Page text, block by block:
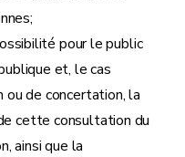
pour le public
et, le cas
ou de concertation, la
cette consultation du
ainsi que la